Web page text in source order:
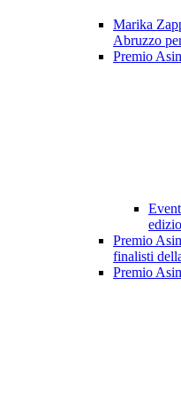
Marika
Abruzzo
Premio
Premio
finalisti
Premio